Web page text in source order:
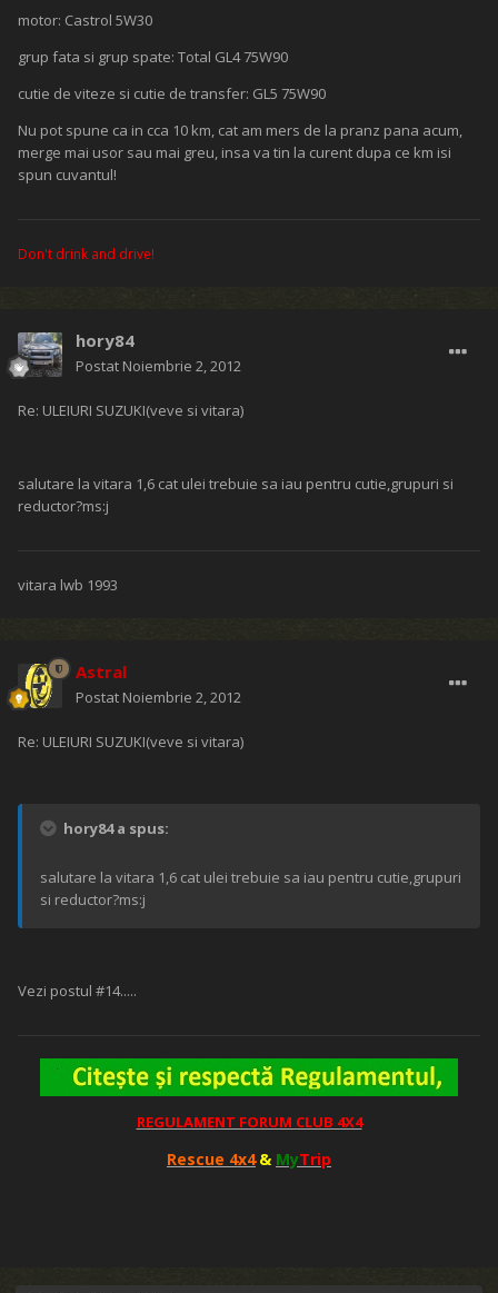
motor: Castrol 5W30
grup fata si grup spate: Total GL4 75W90
cutie de viteze si cutie de transfer: GL5 75W90
Nu pot spune ca in cca 10 km, cat am mers de la pranz pana acum,
merge mai usor sau mai greu, insa va tin la curent dupa ce km isi
spun cuvantul!
Don't drink and drive!
hory84
Postat Noiembrie 2, 2012
Re: ULEIURI SUZUKI(veve si vitara)
salutare la vitara 1,6 cat ulei trebuie sa iau pentru cutie,grupuri si
reductor?ms:j
vitara lwb 1993
Astral
Postat Noiembrie 2, 2012
Re: ULEIURI SUZUKI(veve si vitara)
hory84 a spus:
salutare la vitara 1,6 cat ulei trebuie sa iau pentru cutie,grupuri
si reductor?ms:j
Vezi postul #14.....
REGULAMENT FORUM CLUB 4X4
Rescue 4x4 & MyTrip